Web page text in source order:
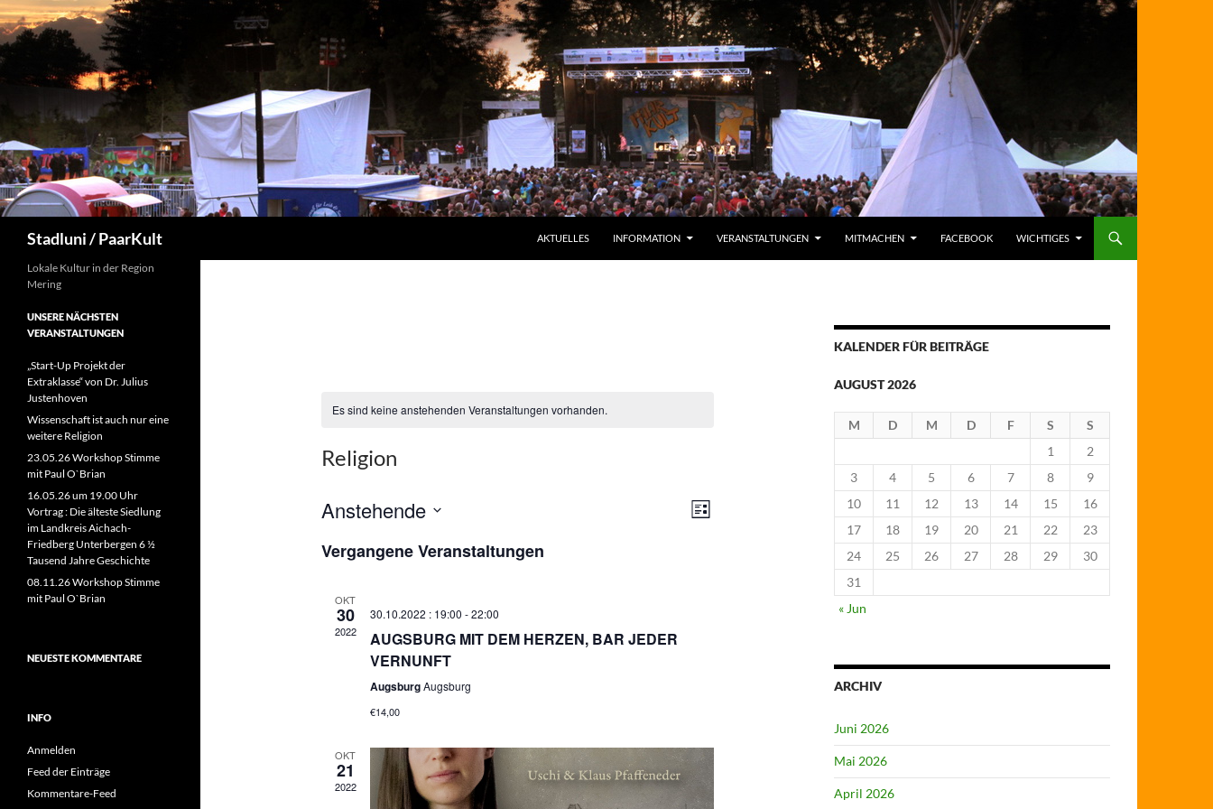
Stadluni / PaarKult
AKTUELLES
INFORMATION VERANSTALTUNGEN MITMACHEN FACEBOOK WICHTIGES
Es sind keine anstehenden Veranstaltungen vorhanden.
Religion
A
a
v
V
n
g
A
L
Anstehende
a
Vergangene Veranstaltungen
OKT
30
2022
30.10.2022 : 19:00 -22:00
AUGSBURG MIT DEM HERZEN, BAR JEDER
VERNUNFT
AugsburgAugsburg
€14,00
OKT
21
2022
KALENDER FÜR BEITRÄGE
AUGUST 2026
M D M D F S
S
1
2
3
4 5 6 7 8
9
10
11 12 13 14 15
16
17
18 19 20 21 22
23
24
25 26 27 28 29
30
31
« Jun
ARCHIV
Juni 2026
Mai 2026
April 2026
Lokale Kultur in der Region
Mering
UNSERE NÄCHSTEN
VERANSTALTUNGEN
„Start-Up Projekt der
Extraklasse“ von Dr. Julius
Justenhoven
Wissenschaft ist auch nur eine
weitere Religion
23.05.26 Workshop Stimme
mit Paul O`Brian
16.05.26 um 19.00 Uhr
Vortrag : Die älteste Siedlung
im Landkreis Aichach-
Friedberg Unterbergen 6 ½
Tausend Jahre Geschichte
08.11.26 Workshop Stimme
mit Paul O`Brian
NEUESTE KOMMENTARE
INFO
Anmelden
Feed der Einträge
Kommentare-Feed